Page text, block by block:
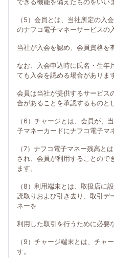
できる機能を備えたものをいい
（5）会員とは、当社所定の入
のナフコ電子マネーサービスの
当社が入会を認め、会員資格を
なお、入会申込時に氏名・生年
ても入会を認める場合がありま
会員は当社が提供するサービス
合があることを承認するものと
（6）チャージとは、会員が、
子マネーカードにナフコ電子マ
（7）ナフコ電子マネー残高と
され、会員が利用することので
ます。
（8）利用端末とは、取扱店に
読取りおよび引き去り、取引デ
ネーを
利用した取引を行うために必要
（9）チャージ端末とは、チャ
す。